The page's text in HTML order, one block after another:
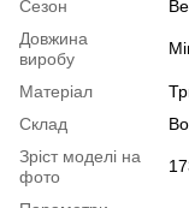
Сезон
Довжина
виробу
Матеріал
Склад
Зріст моделі на
фото